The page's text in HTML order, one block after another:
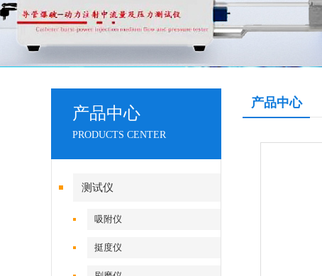
产品中心
PRODUCTS CENTER
测试仪
吸附仪
挺度仪
产品中心